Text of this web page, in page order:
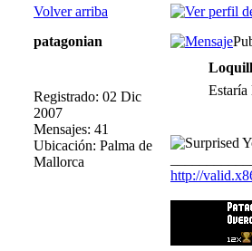
Volver arriba
patagonian
Registrado: 02 Dic
2007
Mensajes: 41
Ubicación: Palma de
Mallorca
Estaría
http://